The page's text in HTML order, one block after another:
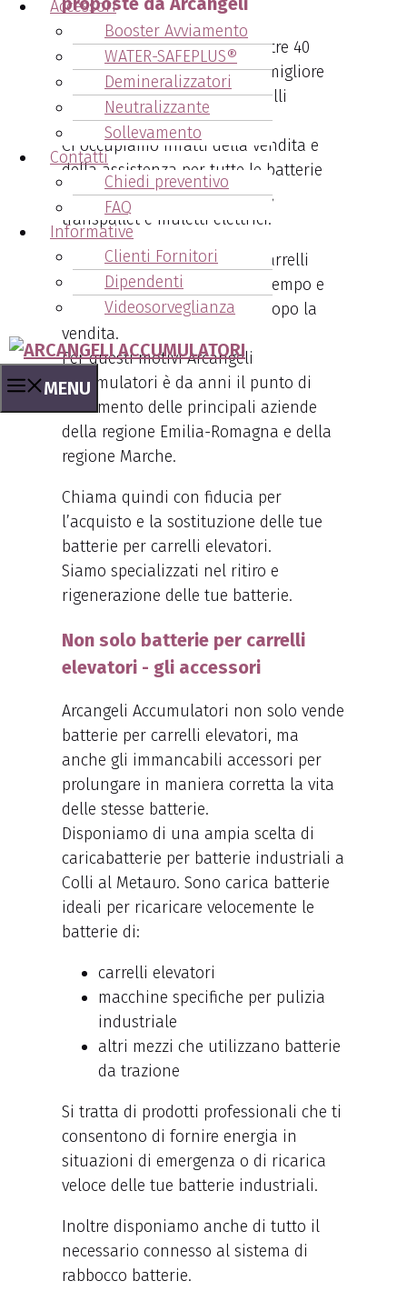
Accessori
Booster Avviamento
WATER-SAFEPLUS®
Demineralizzatori
Neutralizzante
Sollevamento
Contatti
Chiedi preventivo
FAQ
Informative
Clienti Fornitori
Dipendenti
Videosorveglianza
MENU
Arcangeli Accumulatori da oltre 40
anni si propone come il tuo migliore
fornitore di batterie per carrelli
elevatori.
Ci occupiamo infatti della vendita e
della assistenza per tutte le batterie
trazione per carrelli elevatori,
transpallet e muletti elettrici.
Tutte le nostre batterie per carrelli
elevatori sono garantite nel tempo e
forniamo assistenza anche dopo la
vendita.
Per questi motivi Arcangeli
Accumulatori è da anni il punto di
riferimento delle principali aziende
della regione Emilia-Romagna e della
regione Marche.
Chiama quindi con fiducia per
l’acquisto e la sostituzione delle tue
batterie per carrelli elevatori.
Siamo specializzati nel ritiro e
rigenerazione delle tue batterie.
Non solo batterie per carrelli
elevatori - gli accessori
Arcangeli Accumulatori non solo vende
batterie per carrelli elevatori, ma
anche gli immancabili accessori per
prolungare in maniera corretta la vita
delle stesse batterie.
Disponiamo di una ampia scelta di
caricabatterie per batterie industriali a
Colli al Metauro. Sono carica batterie
ideali per ricaricare velocemente le
batterie di:
carrelli elevatori
macchine specifiche per pulizia
industriale
altri mezzi che utilizzano batterie
da trazione
Si tratta di prodotti professionali che ti
consentono di fornire energia in
situazioni di emergenza o di ricarica
veloce delle tue batterie industriali.
Inoltre disponiamo anche di tutto il
necessario connesso al sistema di
rabbocco batterie.